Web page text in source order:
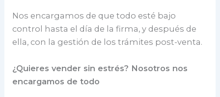
Nos encargamos de que todo esté bajo
control hasta el día de la firma, y después de
ella, con la gestión de los trámites post-venta.
¿Quieres vender sin estrés? Nosotros nos
encargamos de todo